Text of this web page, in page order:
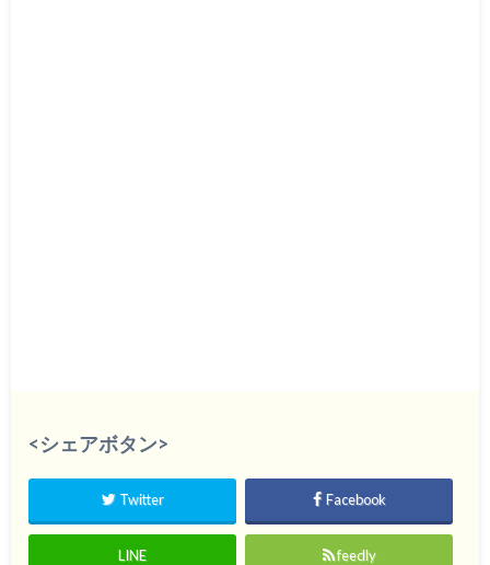
<シェアボタン>
Twitter Facebook
LINE feedly